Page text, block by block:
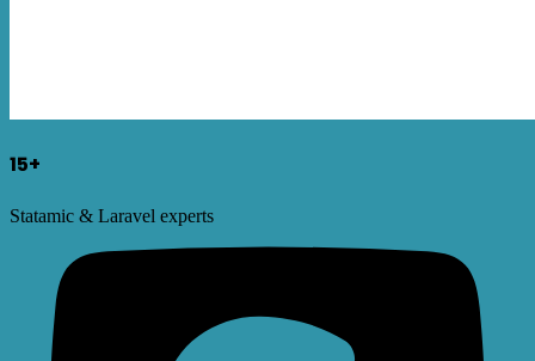
15+
Statamic & Laravel experts